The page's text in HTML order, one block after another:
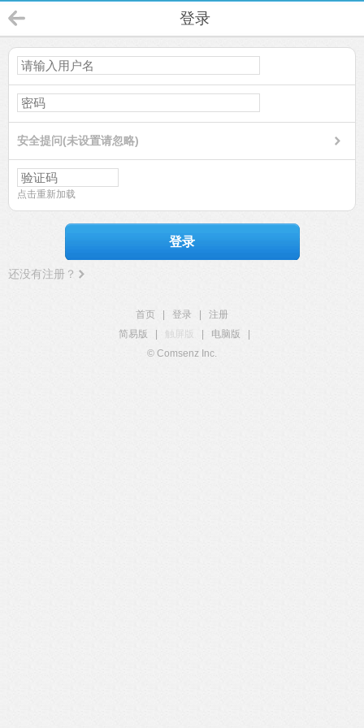
登录
安全提问(未设置请忽略)
点击重新加载
登录
还没有注册？
首页 登录
注册
简易版
触屏版 电脑版
© Comsenz Inc.